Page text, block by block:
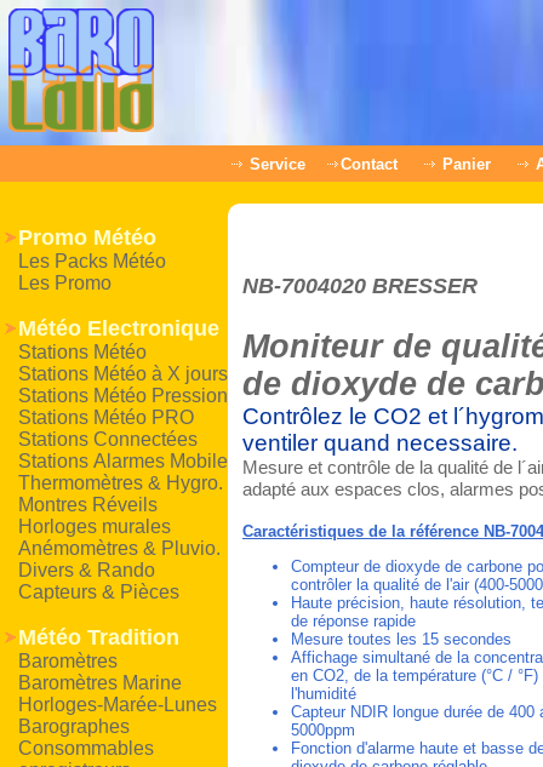
Service Contact Panier
Promo Météo
Les Packs Météo
Les Promo
Météo Electronique
Stations Météo
Stations Météo à X jours
Stations Météo Pression
Stations Météo PRO
Stations Connectées
Stations Alarmes Mobile
Thermomètres & Hygro.
Montres Réveils
Horloges murales
Anémomètres & Pluvio.
Divers & Rando
Capteurs & Pièces
Météo Tradition
Baromètres
Baromètres Marine
Horloges-Marée-Lunes
Barographes
Consommables
NB-7004020 BRESSER
Moniteur de
de dioxyde de
Contrôlez le CO2 et
ventiler quand necessaire.
Mesure et contrôle de la qualité de
adapté aux espaces clos, alarmes
Caractéristiques de la référence NB-
Compteur de dioxyde de carbone
contrôler la qualité de l'air (400-
Haute précision, haute résolution,
de réponse rapide
Mesure toutes les 15 secondes
Affichage simultané de la
en CO2, de la température (°C / °F)
l'humidité
Capteur NDIR longue durée de 400
5000ppm
Fonction d'alarme haute et basse